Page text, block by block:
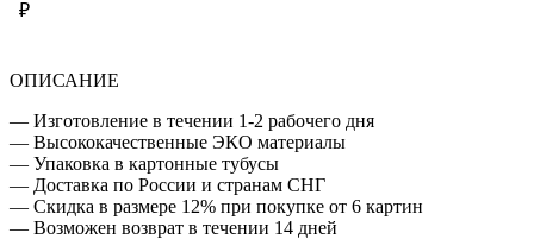
₽
ОПИСАНИЕ
— Изготовление в течении 1-2 рабочего дня
— Высококачественные ЭКО материалы
— Упаковка в картонные тубусы
— Доставка по России и странам СНГ
— Скидка в размере 12% при покупке от 6 картин
— Возможен возврат в течении 14 дней